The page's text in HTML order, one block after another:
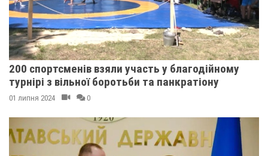
200 спортсменів взяли участь у благодійному
турнірі з вільної боротьби та панкратіону
01 липня 2024 0